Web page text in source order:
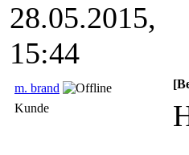
28.05.2015,
15:44
m. brand
Kunde